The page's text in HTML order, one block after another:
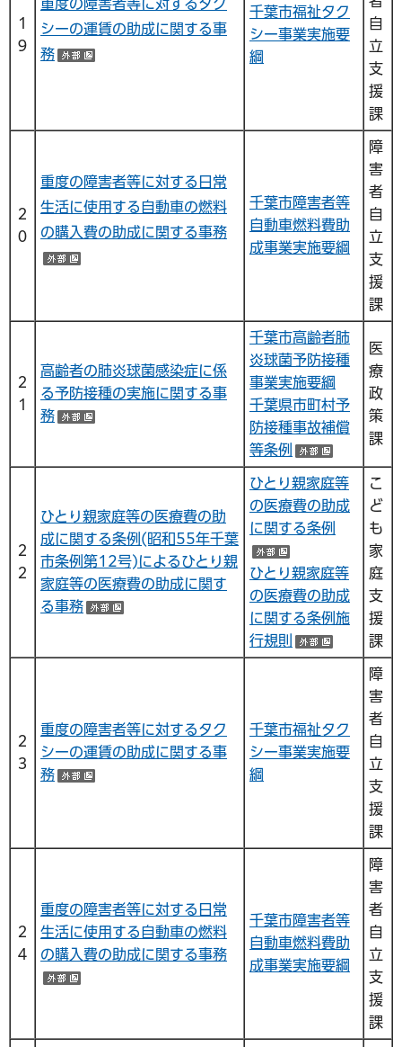
１
９
重度の障害者等に対するタク
シーの運賃の助成に関する事
務
（外部サイトへリンク）
千葉市福祉タク
シー事業実施要
綱
自
立
支
援
課
２
０
重度の障害者等に対する日常
生活に使用する自動車の燃料
の購入費の助成に関する事務
千葉市障害者等
自動車燃料費助
成事業実施要綱
障
害
者
自
立
支
援
課
２
１
高齢者の肺炎球菌感染症に係
る予防接種の実施に関する事
務
（外部サイトへリンク）
千葉市高齢者肺
炎球菌予防接種
事業実施要綱
千葉県市町村予
防接種事故補償
等条例
医
療
政
策
課
２
２
ひとり親家庭等の医療費の助
成に関する条例(昭和55年千葉
市条例第12号)によるひとり親
家庭等の医療費の助成に関す
る事務
（外部サイトへリンク）
ひとり親家庭等
の医療費の助成
に関する条例
（外部サイトへ
ひとり親家庭等
の医療費の助成
に関する条例施
行規則
（外部サ
こ
ど
も
家
庭
支
援
課
２
３
重度の障害者等に対するタク
シーの運賃の助成に関する事
務
（外部サイトへリンク）
千葉市福祉タク
シー事業実施要
綱
障
害
者
自
立
支
援
課
２
４
重度の障害者等に対する日常
生活に使用する自動車の燃料
の購入費の助成に関する事務
千葉市障害者等
自動車燃料費助
成事業実施要綱
障
害
者
自
立
支
援
課